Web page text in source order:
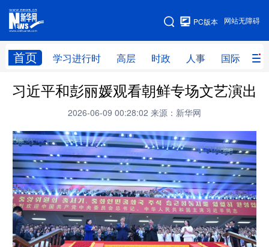
网站无障碍
PC版本
首页 学习进行时 高层 时政 人事 国际 财
网站地图
学习进行时 高层 时政 人事
财经 网评
台湾 思客智库 全球连线 教育
科技 科创 量子 体育
文化 书画 健康 军事
访谈 视频 图片 政务
法律 中央文件 金融 汽车
习近平和彭丽媛观看朝鲜专场文艺演出
2026-06-09 00:28:02 来源：新华网